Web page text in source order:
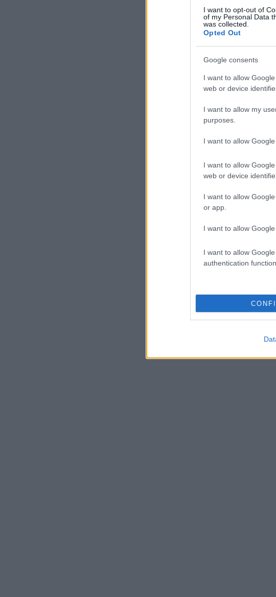
I want to opt-out of
of my Personal Data
was collected.
Opted Out
Google consents
I want to allow
web or device
I want to allow my
purposes.
I want to allow
I want to allow
web or device
I want to allow
or app.
I want to allow
I want to allow
authentication